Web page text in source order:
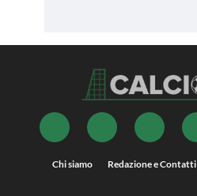
Chi siamo Redazione e Contatti